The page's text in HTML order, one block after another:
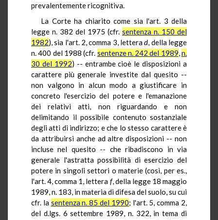
prevalentemente ricognitiva.
La Corte ha chiarito come sia l'art. 3 della
legge n. 382 del 1975 (cfr. sentenza n. 150 del
1982), sia l'art. 2, comma 3, letterad, della legge
n. 400 del 1988 (cfr. sentenze n. 242 del 1989,n.
30 del 1992) -- entrambe cioè le disposizioni a
carattere più generale investite dal quesito --
non valgono in alcun modo a giustificare in
concreto l'esercizio del potere e l'emanazione
dei relativi atti, non riguardando e non
delimitando il possibile contenuto sostanziale
degli atti di indirizzo; e che lo stesso carattere è
da attribuirsi anche ad altre disposizioni -- non
incluse nel quesito -- che ribadiscono in via
generale l'astratta possibilità di esercizio del
potere in singoli settori o materie (così, per es.,
l'art. 4, comma 1, lettera f, della legge 18 maggio
1989, n. 183, in materia di difesa del suolo, su cui
cfr. la sentenza n. 85 del 1990; l'art. 5, comma 2,
del d.lgs. 6 settembre 1989, n. 322, in tema di